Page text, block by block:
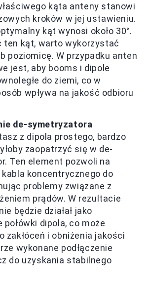
kąta anteny stanowi
kroków w jej ustawieniu.
kąt wynosi około 30°.
ten kąt, warto wykorzystać
poziomicę. W przypadku anten
jest, aby booms i dipole
do ziemi, co w
wpływa na jakość odbioru
de-symetryzatora
z dipola prostego, bardzo
zaopatrzyć się w de-
Ten element pozwoli na
kabla koncentrycznego do
problemy związane z
prądów. W rezultacie
będzie działał jako
połówki dipola, co może
zakłóceń i obniżenia jakości
wykonane podłączenie
do uzyskania stabilnego